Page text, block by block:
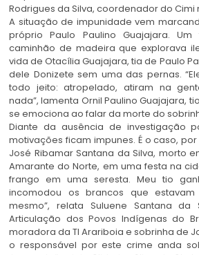
Rodrigues da Silva, coordenador do Cimi
A situação de impunidade vem
próprio Paulo Paulino Guajajara.
caminhão de madeira que explorava
vida de Otacília Guajajara, tia de Paulo
dele Donizete sem uma das pernas.
todo jeito: atropelado, atiram na
nada”, lamenta Ornil Paulino Guajajara,
se emociona ao falar da morte do
Diante da ausência de investigação
motivações ficam impunes. É o caso,
José Ribamar Santana da Silva, morto
Amarante do Norte, em uma festa na
frango em uma seresta. Meu tio
incomodou os brancos que
mesmo”, relata Suluene Santana da
Articulação dos Povos Indígenas do
moradora da TI Arariboia e sobrinha de
o responsável por este crime anda